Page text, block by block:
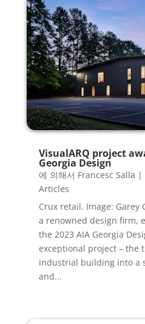
VisualARQ project
Georgia Design
에 의해서 Francesc Salla |
Articles
Crux retail. Image: Garey
a renowned design firm,
the 2023 AIA Georgia
exceptional project – the
industrial building into a
and...